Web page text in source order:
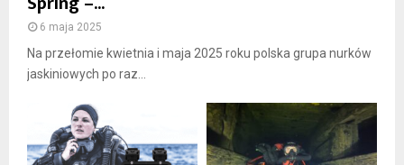
6 maja 2025
Na przełomie kwietnia i maja 2025 roku polska grupa nurków
jaskiniowych po raz...